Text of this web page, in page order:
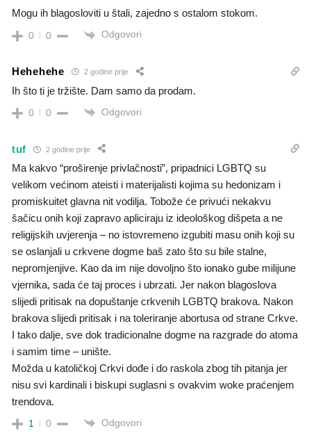
Mogu ih blagosloviti u štali, zajedno s ostalom stokom.
0 0 Odgovori
Hehehehe 2 godine prije
Ih što ti je tržište. Dam samo da prodam.
0 0 Odgovori
tuf 2 godine prije
Ma kakvo “proširenje privlačnosti”, pripadnici LGBTQ su
velikom većinom ateisti i materijalisti kojima su hedonizam i
promiskuitet glavna nit vodilja. Tobože će privući nekakvu
šačicu onih koji zapravo apliciraju iz ideološkog dišpeta a ne
religijskih uvjerenja – no istovremeno izgubiti masu onih koji su
se oslanjali u crkvene dogme baš zato što su bile stalne,
nepromjenjive. Kao da im nije dovoljno što ionako gube milijune
vjernika, sada će taj proces i ubrzati. Jer nakon blagoslova
slijedi pritisak na dopuštanje crkvenih LGBTQ brakova. Nakon
brakova slijedi pritisak i na toleriranje abortusa od strane Crkve.
I tako dalje, sve dok tradicionalne dogme na razgrade do atoma
i samim time – unište.
Možda u katoličkoj Crkvi dođe i do raskola zbog tih pitanja jer
nisu svi kardinali i biskupi suglasni s ovakvim woke praćenjem
trendova.
1 0 Odgovori